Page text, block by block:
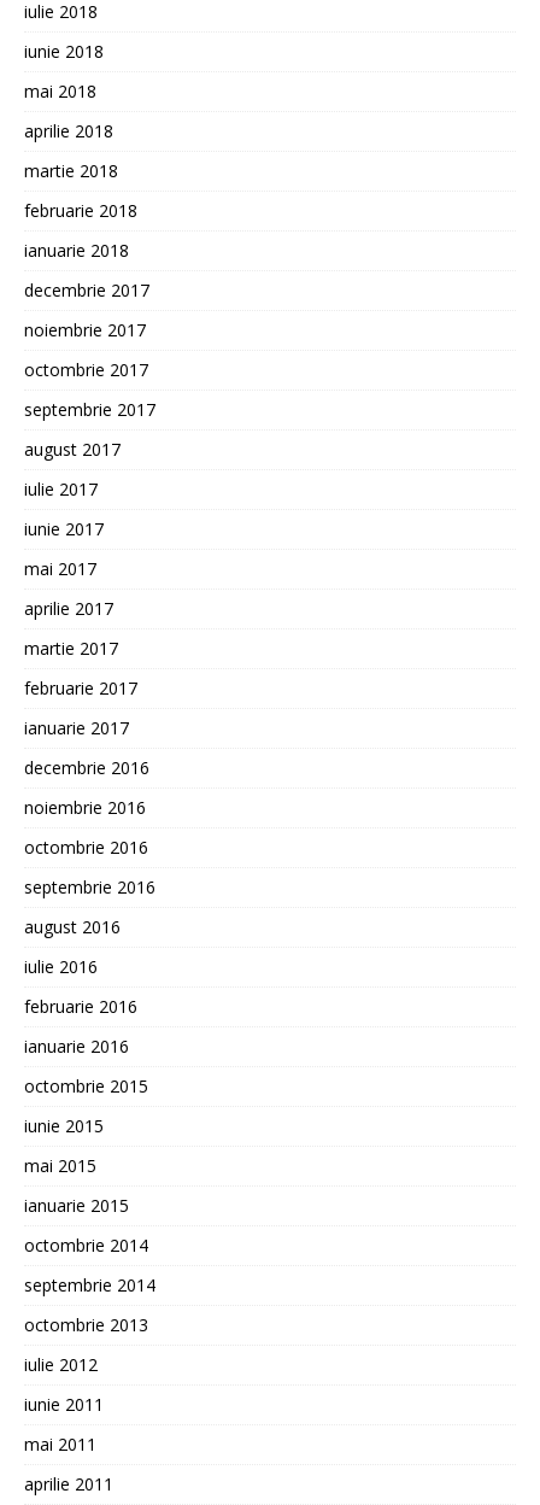
iulie 2018
iunie 2018
mai 2018
aprilie 2018
martie 2018
februarie 2018
ianuarie 2018
decembrie 2017
noiembrie 2017
octombrie 2017
septembrie 2017
august 2017
iulie 2017
iunie 2017
mai 2017
aprilie 2017
martie 2017
februarie 2017
ianuarie 2017
decembrie 2016
noiembrie 2016
octombrie 2016
septembrie 2016
august 2016
iulie 2016
februarie 2016
ianuarie 2016
octombrie 2015
iunie 2015
mai 2015
ianuarie 2015
octombrie 2014
septembrie 2014
octombrie 2013
iulie 2012
iunie 2011
mai 2011
aprilie 2011